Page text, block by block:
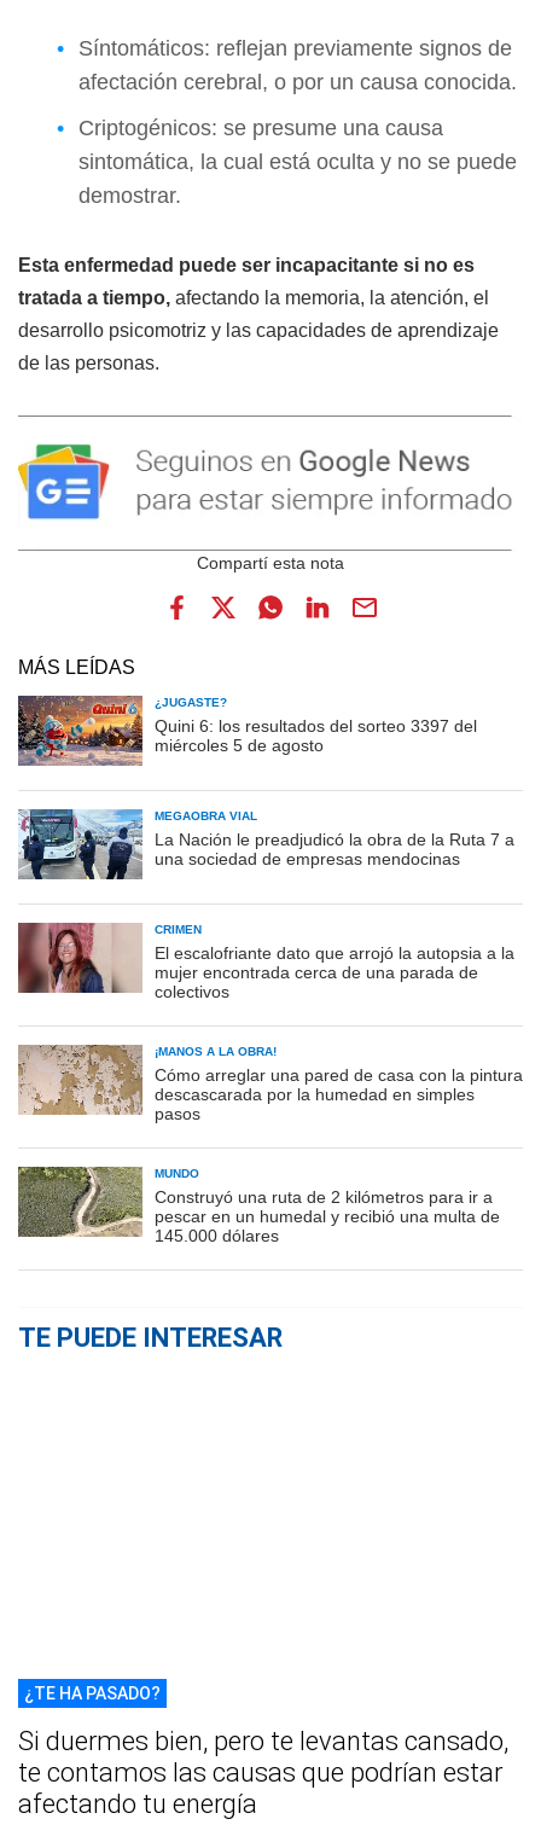
Síntomáticos: reflejan previamente signos de
afectación cerebral, o por un causa conocida.
Criptogénicos: se presume una causa
sintomática, la cual está oculta y no se puede
demostrar.
Esta enfermedad puede ser incapacitante si no es
tratada a tiempo, afectando la memoria, la atención, el
desarrollo psicomotriz y las capacidades de aprendizaje
de las personas.
MÁS LEÍDAS
¿JUGASTE?
Quini 6: los resultados del sorteo 3397 del
miércoles 5 de agosto
MEGAOBRA VIAL
La Nación le preadjudicó la obra de la Ruta 7 a
una sociedad de empresas mendocinas
CRIMEN
El escalofriante dato que arrojó la autopsia a la
mujer encontrada cerca de una parada de
colectivos
¡MANOS A LA OBRA!
Cómo arreglar una pared de casa con la pintura
descascarada por la humedad en simples
pasos
MUNDO
Construyó una ruta de 2 kilómetros para ir a
pescar en un humedal y recibió una multa de
145.000 dólares
TE PUEDE INTERESAR
¿TE HA PASADO?
Si duermes bien, pero te levantas cansado,
te contamos las causas que podrían estar
afectando tu energía